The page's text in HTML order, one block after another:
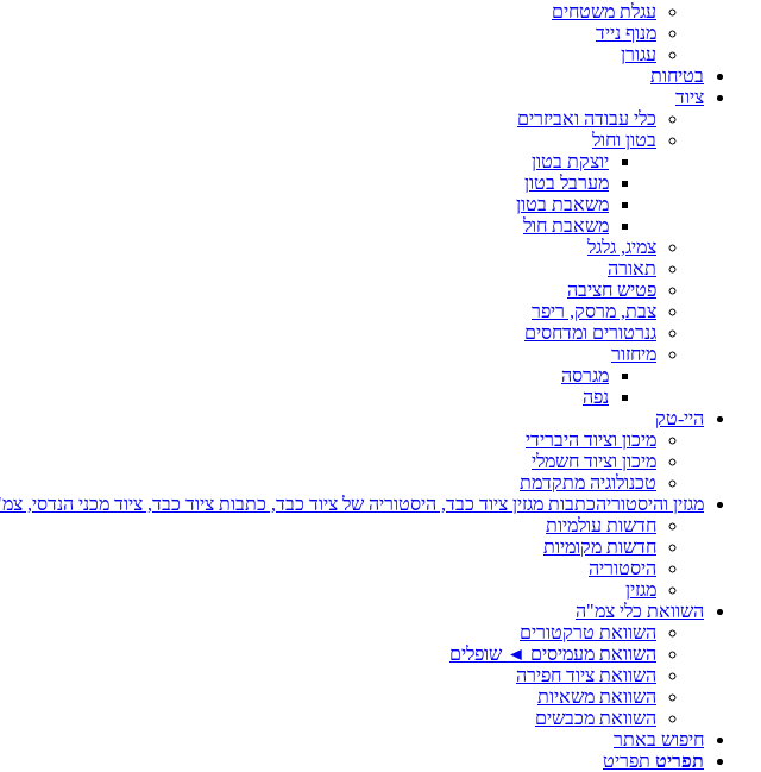
עגלת משטחים
מנוף נייד
עגורן
בטיחות
ציוד
כלי עבודה ואביזרים
בטון וחול
יוצקת בטון
מערבל בטון
משאבת בטון
משאבת חול
צמיג, גלגל
תאורה
פטיש חציבה
צבת, מרסק, ריפר
גנרטורים ומדחסים
מיחזור
מגרסה
נפה
היי-טק
מיכון וציוד היברידי
מיכון וציוד חשמלי
טכנולוגיה מתקדמת
מגזין והיסטוריהכתבות מגזין ציוד כבד, היסטוריה של ציוד כבד, כתבות ציוד כבד, ציוד מכני הנדסי,
חדשות עולמיות
חדשות מקומיות
היסטוריה
מגזין
השוואת כלי צמ"ה
השוואת טרקטורים
השוואת מעמיסים ◄ שופלים
השוואת ציוד חפירה
השוואת משאיות
השוואת מכבשים
חיפוש באתר
תפריט תפריט